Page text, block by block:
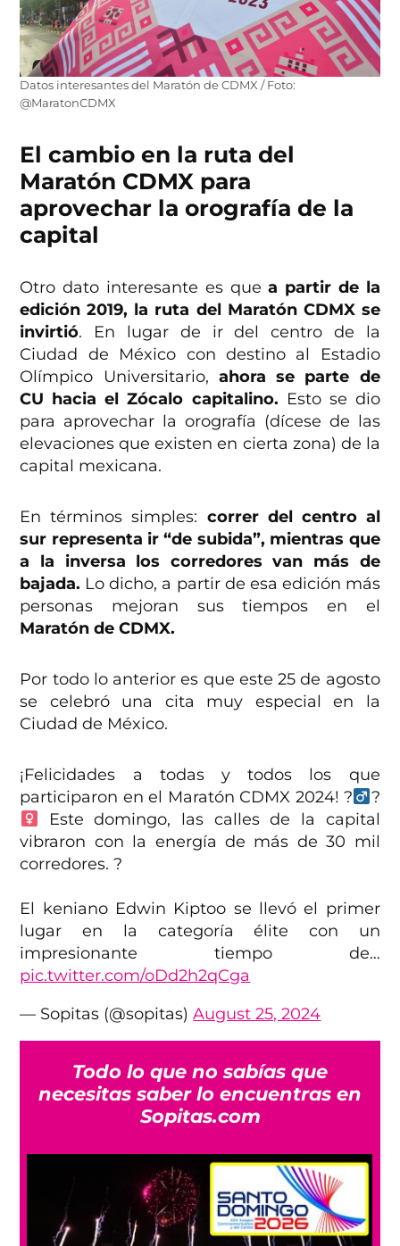
Datos interesantes del Maratón de CDMX / Foto:
@MaratonCDMX
El cambio en la ruta del
Maratón CDMX para
aprovechar la orografía de la
capital
Otro dato interesante es quea partir de la
edición 2019, la ruta del Maratón CDMX se
invirtió. En lugar de ir del centro de la
Ciudad de México con destino al Estadio
Olímpico Universitario, ahora se parte de
CU hacia el Zócalo capitalino. Esto se dio
para aprovechar la orografía (dícese de las
elevaciones que existen en cierta zona) de la
capital mexicana.
En términos simples: correr del centro al
sur representa ir “de subida”, mientras que
a la inversa los corredores van más de
bajada. Lo dicho, a partir de esa edición más
personas mejoran sus tiempos en el
Maratón de CDMX.
Por todo lo anterior es que este 25 de agosto
se celebró una cita muy especial en la
Ciudad de México.
¡Felicidades a todas y todos los que
participaron en el Maratón CDMX 2024! ?‍
?‍
Este domingo, las calles de la capital
vibraron con la energía de más de 30 mil
corredores. ?
El keniano Edwin Kiptoo se llevó el primer
lugar en la categoría élite con un
impresionante tiempo de…
pic.twitter.com/oDd2h2qCga
— Sopitas (@sopitas)August 25, 2024
Todo lo que no sabías que
necesitas saber lo encuentras en
Sopitas.com